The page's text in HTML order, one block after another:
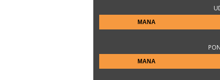
MANA
MANA